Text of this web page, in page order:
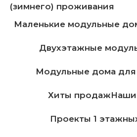
(зимнего) проживания
Маленькие модульные
Двухэтажные
Модульные дома для
Хиты продаж
Проекты 1